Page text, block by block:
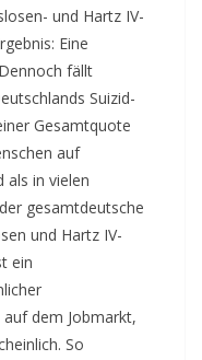
und Hartz IV-
Eine
fällt
Suizid-
Gesamtquote
auf
als in vielen
gesamtdeutsche
und Hartz IV-
ein
dem Jobmarkt,
So